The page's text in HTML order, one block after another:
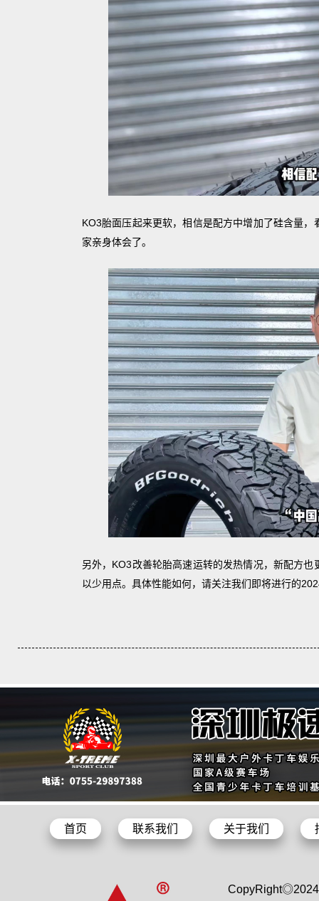
KO3胎面压起来更软，相信是配方中增加了硅含量
家亲身体会了。
另外，KO3改善轮胎高速运转的发热情况，新配方
以少用点。具体性能如何，请关注我们即将进行的
首页 联系我们 关于我们